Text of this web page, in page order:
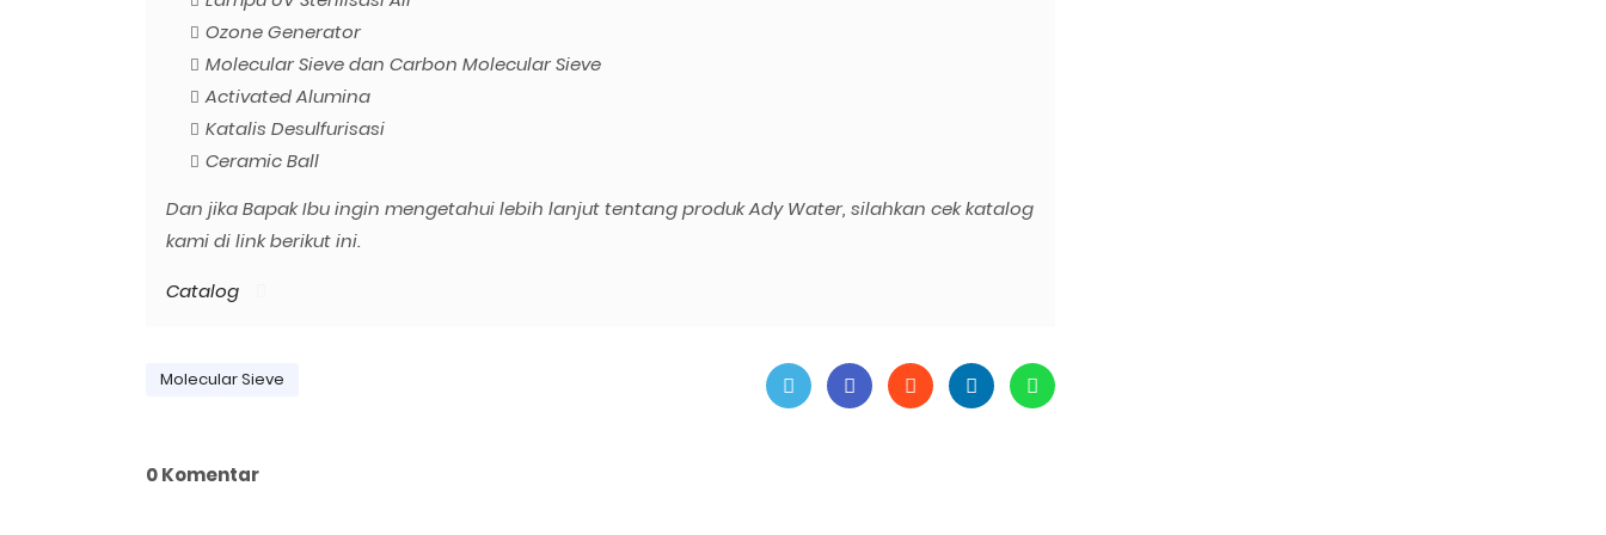
Ozone Generator
Molecular Sieve dan Carbon Molecular Sieve
Activated Alumina
Katalis Desulfurisasi
Ceramic Ball
Dan jika Bapak Ibu ingin mengetahui lebih lanjut tentang produk Ady Water, silahkan cek katalog
kami di link berikut ini.
Catalog
Molecular Sieve
0 Komentar